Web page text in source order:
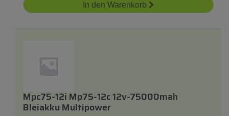
In den Warenkorb
Mpc75-12i Mp75-12c 12v-75000mah
Bleiakku Multipower